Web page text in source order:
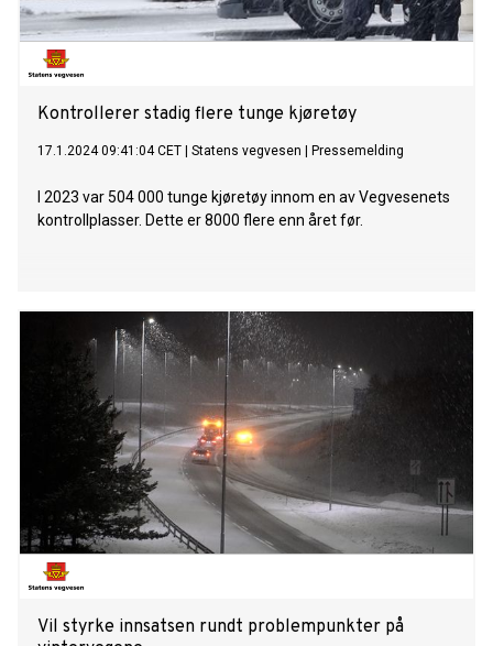
Kontrollerer stadig flere tunge kjøretøy
17.1.2024 09:41:04 CET Statens vegvesen Pressemelding
I 2023 var 504 000 tunge kjøretøy innom en av Vegvesenets
kontrollplasser. Dette er 8000 flere enn året før.
Vil styrke innsatsen rundt problempunkter på